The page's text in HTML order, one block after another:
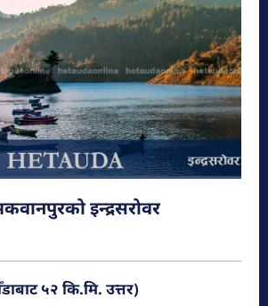
इन्द्रसरोवर
५२ कि.मि. उत्तर)